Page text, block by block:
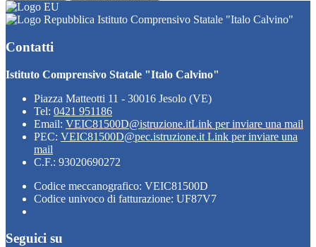
Istituto Comprensivo Statale "Italo Calvino"
Contatti
Istituto Comprensivo Statale "Italo Calvino"
Piazza Matteotti 11 - 30016 Jesolo (VE)
Tel: 0421 951186
Email: VEIC81500D@istruzione.itLink per inviare una mail
PEC: VEIC81500D@pec.istruzione.it Link per inviare una
mail
C.F.: 93020690272
Codice meccanografico: VEIC81500D
Codice univoco di fatturazione: UF87V7
Seguici su